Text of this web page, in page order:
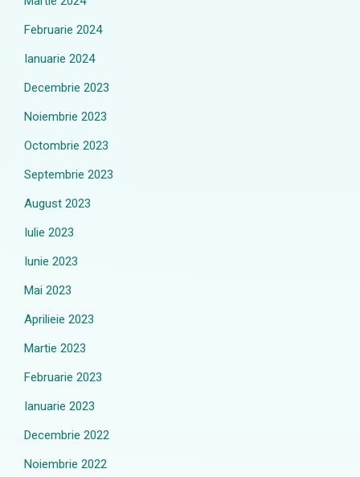
Februarie 2024
Ianuarie 2024
Decembrie 2023
Noiembrie 2023
Octombrie 2023
Septembrie 2023
August 2023
Iulie 2023
Iunie 2023
Mai 2023
Aprilieie 2023
Martie 2023
Februarie 2023
Ianuarie 2023
Decembrie 2022
Noiembrie 2022